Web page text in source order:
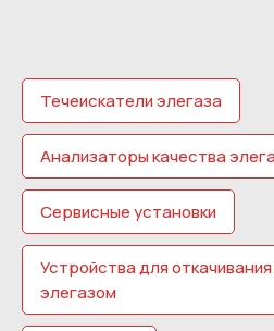
Течеискатели элегаза
Анализаторы качества
Сервисные установки
Устройства для
элегазом